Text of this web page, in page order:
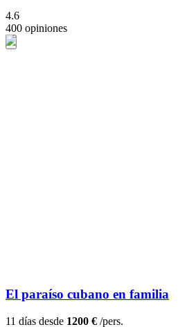
4.6
400 opiniones
El paraíso cubano en familia
11 días desde 1200 € /pers.